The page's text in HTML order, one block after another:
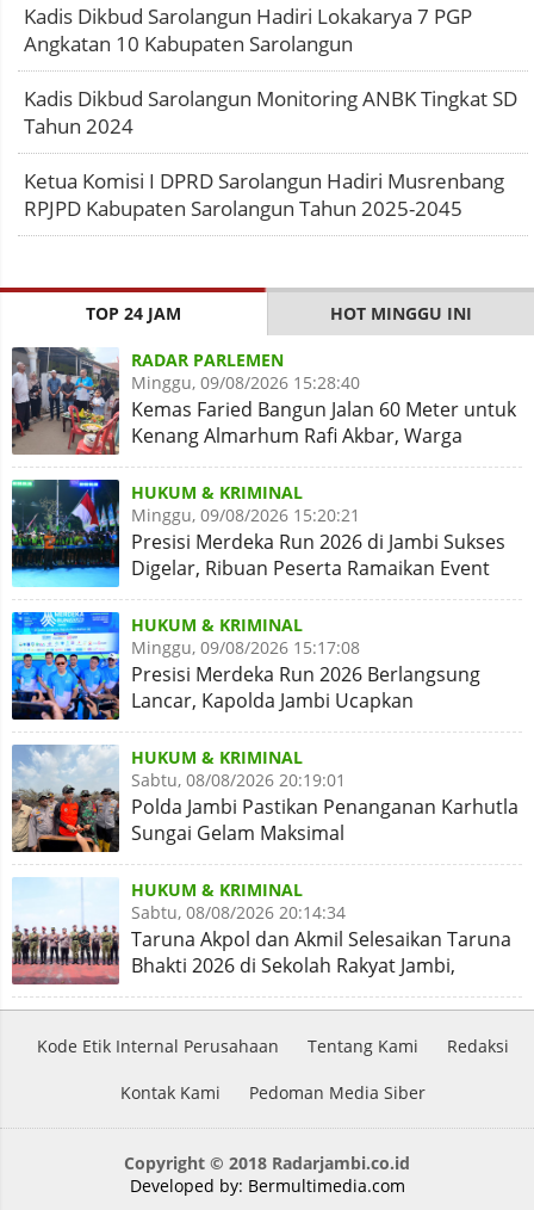
Kadis Dikbud Sarolangun Hadiri Lokakarya 7 PGP
Angkatan 10 Kabupaten Sarolangun
Kadis Dikbud Sarolangun Monitoring ANBK Tingkat SD
Tahun 2024
Ketua Komisi I DPRD Sarolangun Hadiri Musrenbang
RPJPD Kabupaten Sarolangun Tahun 2025-2045
TOP 24 JAM HOT MINGGU INI
RADAR PARLEMEN
Minggu, 09/08/2026 15:28:40
Kemas Faried Bangun Jalan 60 Meter untuk
Kenang Almarhum Rafi Akbar, Warga
Simpang Rimbo Syukuran
HUKUM & KRIMINAL
Minggu, 09/08/2026 15:20:21
Presisi Merdeka Run 2026 di Jambi Sukses
Digelar, Ribuan Peserta Ramaikan Event
Nasional
HUKUM & KRIMINAL
Minggu, 09/08/2026 15:17:08
Presisi Merdeka Run 2026 Berlangsung
Lancar, Kapolda Jambi Ucapkan
Terimakasih dan Apresiasi
HUKUM & KRIMINAL
Sabtu, 08/08/2026 20:19:01
Polda Jambi Pastikan Penanganan Karhutla
Sungai Gelam Maksimal
HUKUM & KRIMINAL
Sabtu, 08/08/2026 20:14:34
Taruna Akpol dan Akmil Selesaikan Taruna
Bhakti 2026 di Sekolah Rakyat Jambi,
Kegiatan Aman Lancar
Kode Etik Internal Perusahaan Tentang Kami Redaksi
Kontak Kami Pedoman Media Siber
Copyright © 2018 Radarjambi.co.id
Developed by: Bermultimedia.com